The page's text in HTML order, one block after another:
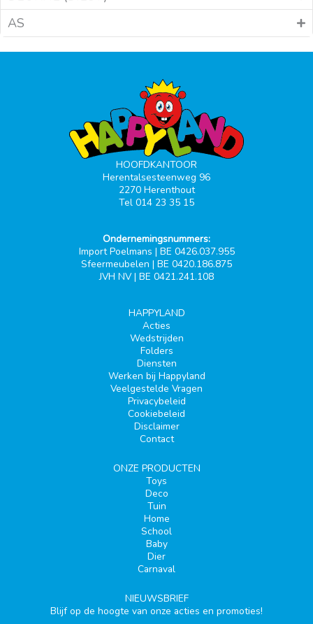
AS
HOOFDKANTOOR
Herentalsesteenweg 96
2270 Herenthout
Tel 014 23 35 15
Ondernemingsnummers:
Import Poelmans | BE 0426.037.955
Sfeermeubelen | BE 0420.186.875
JVH NV | BE 0421.241.108
HAPPYLAND
Acties
Wedstrijden
Folders
Diensten
Werken bij Happyland
Veelgestelde Vragen
Privacybeleid
Cookiebeleid
Disclaimer
Contact
ONZE PRODUCTEN
Toys
Deco
Tuin
Home
School
Baby
Dier
Carnaval
NIEUWSBRIEF
Blijf op de hoogte van onze acties en promoties!